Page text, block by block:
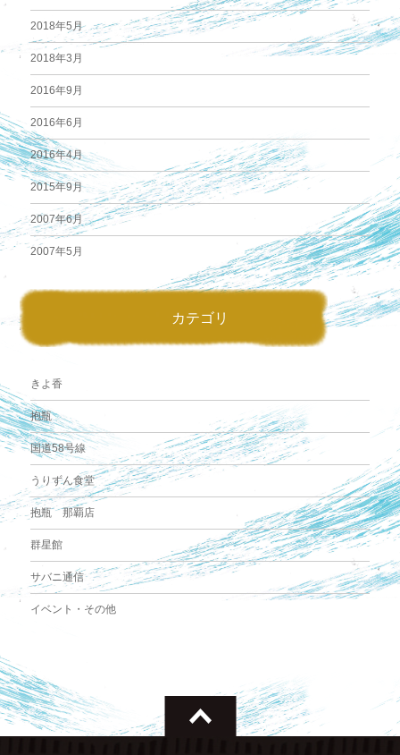
2018年5月
2018年3月
2016年9月
2016年6月
2016年4月
2015年9月
2007年6月
2007年5月
カテゴリ
きよ香
抱瓶
国道58号線
うりずん食堂
抱瓶 那覇店
群星館
サバニ通信
イベント・その他